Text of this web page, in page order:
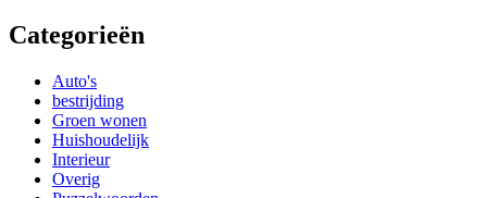
Categorieën
Auto's
bestrijding
Groen wonen
Huishoudelijk
Interieur
Overig